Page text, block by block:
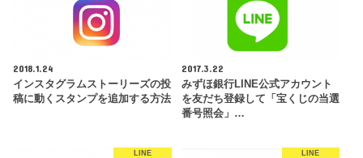
2018.1.24
インスタグラムストーリーズの投
稿に動くスタンプを追加する方法
2017.3.22
みずほ銀行LINE公式アカウント
を友だち登録して「宝くじの当選
番号照会」…
LINE LINE